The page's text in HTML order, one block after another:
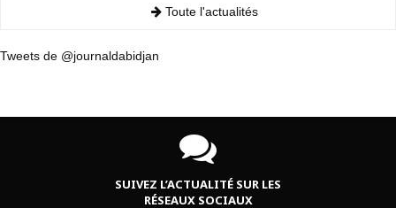
Toute l'actualités
Tweets de @journaldabidjan
SUIVEZ L’ACTUALITÉ SUR LES
RÉSEAUX SOCIAUX